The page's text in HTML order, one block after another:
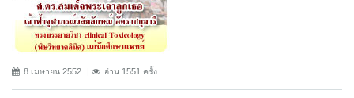
8 เมษายน 2552 อ่าน 1551 ครั้ง